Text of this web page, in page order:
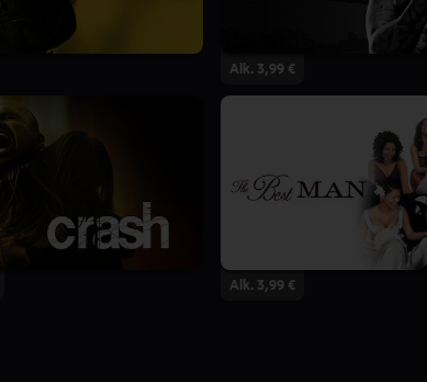
Alk. 3,99 €
Alk. 3,99 €